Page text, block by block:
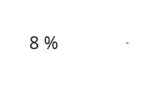
8 % -